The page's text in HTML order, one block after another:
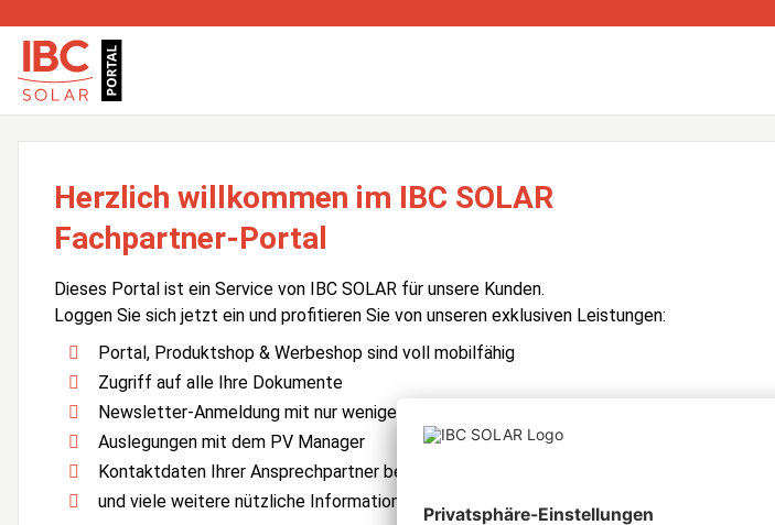
Herzlich willkommen im IBC SOLAR
Fachpartner-Portal
Dieses Portal ist ein Service von IBC SOLAR für unsere Kunden.
Loggen Sie sich jetzt ein und profitieren Sie von unseren exklusiven Leistungen:
Portal, Produktshop & Werbeshop sind voll mobilfähig
Zugriff auf alle Ihre Dokumente
Newsletter-Anmeldung mit nur wenigen Klicks
Auslegungen mit dem PV Manager
Kontaktdaten Ihrer Ansprechpartner bei IBC SOLAR
und viele weitere nützliche Informationen und Services